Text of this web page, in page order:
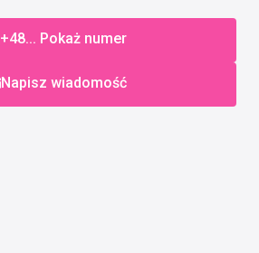
+48... Pokaż numer
Napisz wiadomość